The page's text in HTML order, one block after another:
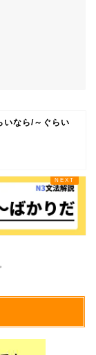
いなら/～ぐらい